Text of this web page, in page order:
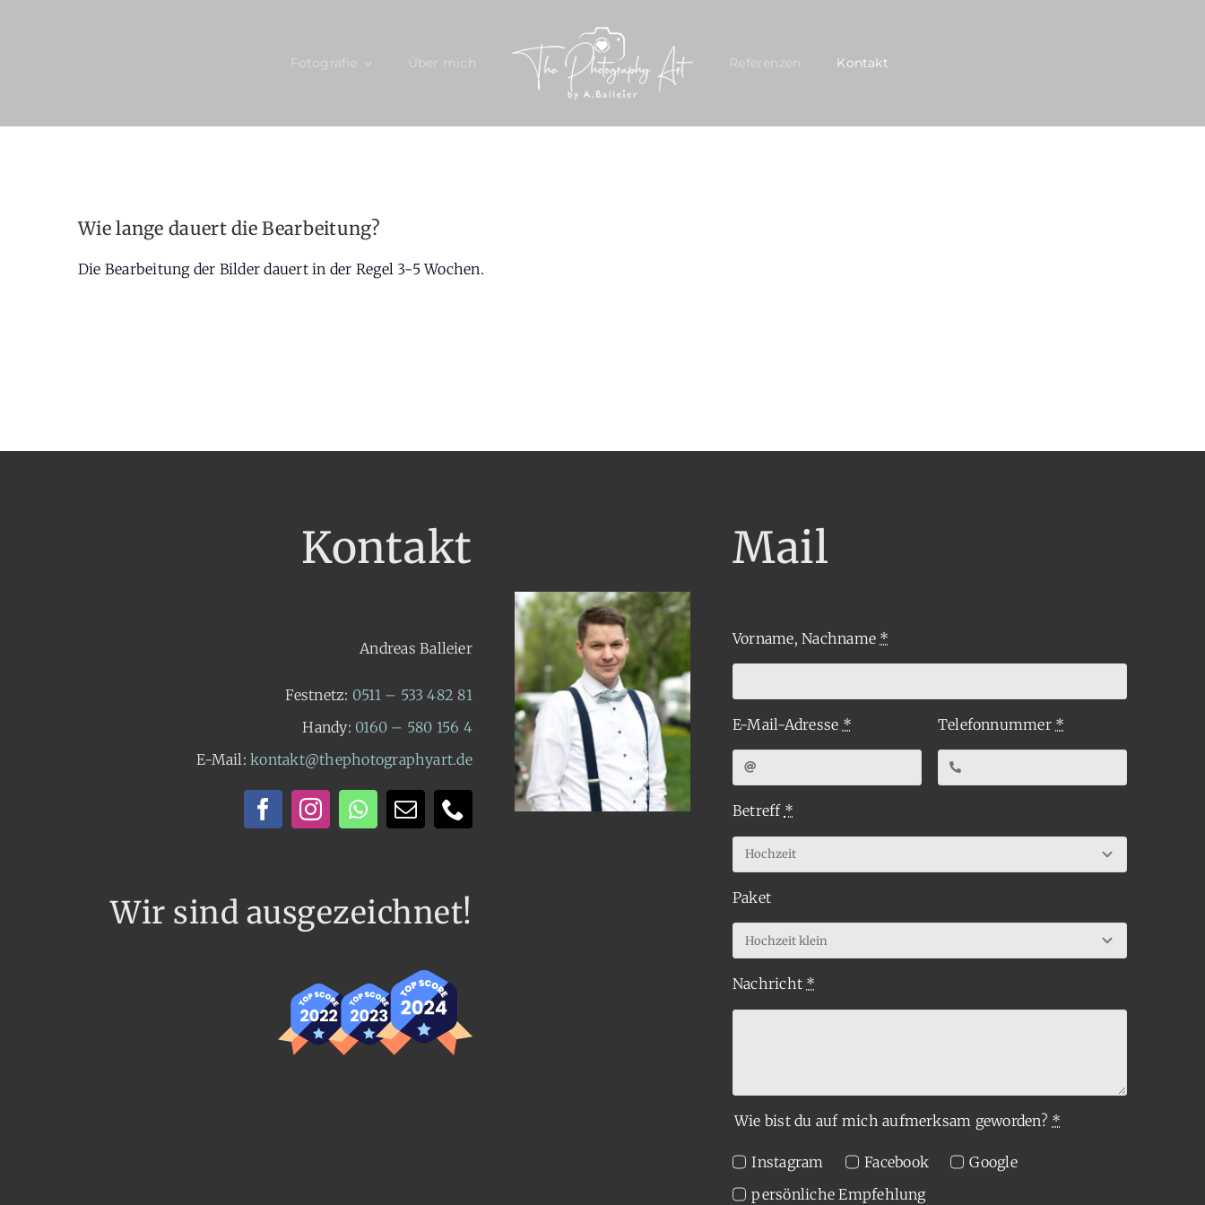
Fotografie Über mich Referenzen Kontakt
Wie lange dauert die Bearbeitung?
Die Bearbeitung der Bilder dauert in der Regel 3-5 Wochen.
Kontakt
Andreas Balleier
Festnetz: 0511 – 533 482 81
Handy: 0160 – 580 156 4
E-Mail:kontakt@thephotographyart.de
Wir sind ausgezeichnet!
Mail
Vorname, Nachname *
E-Mail-Adresse * Telefonnummer *
Betreff *
Paket
Nachricht *
Wie bist du auf mich aufmerksam geworden? *
Instagram Facebook
Google
persönliche Empfehlung